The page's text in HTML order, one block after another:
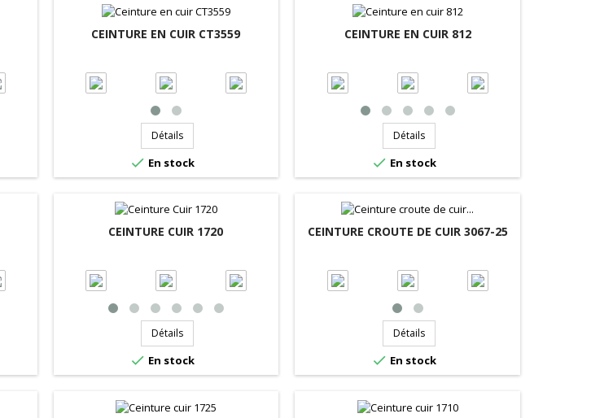
CEINTURE EN CUIR CT3559
Détails
 En stock
CEINTURE EN CUIR 812
Détails
 En stock
CEINTURE CUIR 1720
Détails
 En stock
CEINTURE CROUTE DE CUIR 3067-25
Détails
 En stock